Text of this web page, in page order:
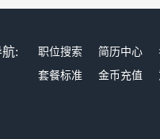
: 职位搜索 简历中心
套餐标准
金币充值